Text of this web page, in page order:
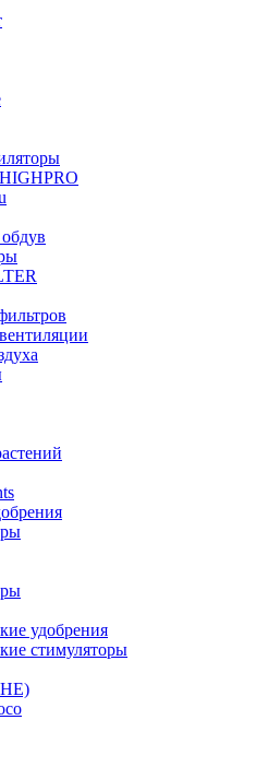
удобрения
стимуляторы